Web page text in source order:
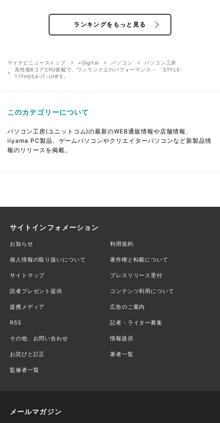
ランキングをもっと見る
マイナビニューストップ +Digital パソコン
パソコン工房
高性能6コアCPU搭載で、ワンランク上のパフォーマンス - 「STYLE-
17FH054-i7-UHFS」
このカテゴリーについて
パソコン工房(ユニットコム)の最新のWEB通販情報や店舗情報、
iiyama PC製品、ゲームパソコンやクリエイターパソコンなど新製品情
報のリリースを掲載。
サイトインフォメーション
お知らせ 利用規約
個人情報の取り扱いについて 著作権と転載について
サイトマップ プレスリリース受付
読者プレゼント提供 コンテンツ利用について
提携メディア 広告のご案内
RSS 記者・ライター募集
その他、お問い合わせ 情報提供
お詫びと訂正 著者一覧
監修者一覧
メールマガジン